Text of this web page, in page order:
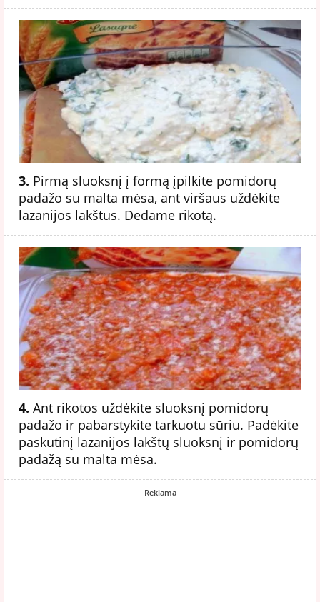
3. Pirmą sluoksnį į formą įpilkite pomidorų
padažo su malta mėsa, ant viršaus uždėkite
lazanijos lakštus. Dedame rikotą.
4. Ant rikotos uždėkite sluoksnį pomidorų
padažo ir pabarstykite tarkuotu sūriu. Padėkite
paskutinį lazanijos lakštų sluoksnį ir pomidorų
padažą su malta mėsa.
Reklama